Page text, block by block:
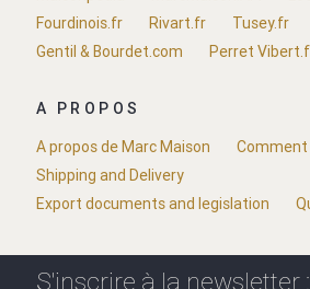
Fourdinois.fr
Rivart.fr
Tusey.fr
Gentil & Bourdet.com
Perret
A PROPOS
A propos de Marc Maison
Shipping and Delivery
Export documents and legislation
S'inscrire à la newsletter :